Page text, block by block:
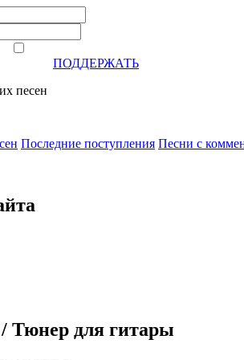
ПОДДЕРЖАТЬ
песен
Последние поступления Песни с
Тюнер для гитары